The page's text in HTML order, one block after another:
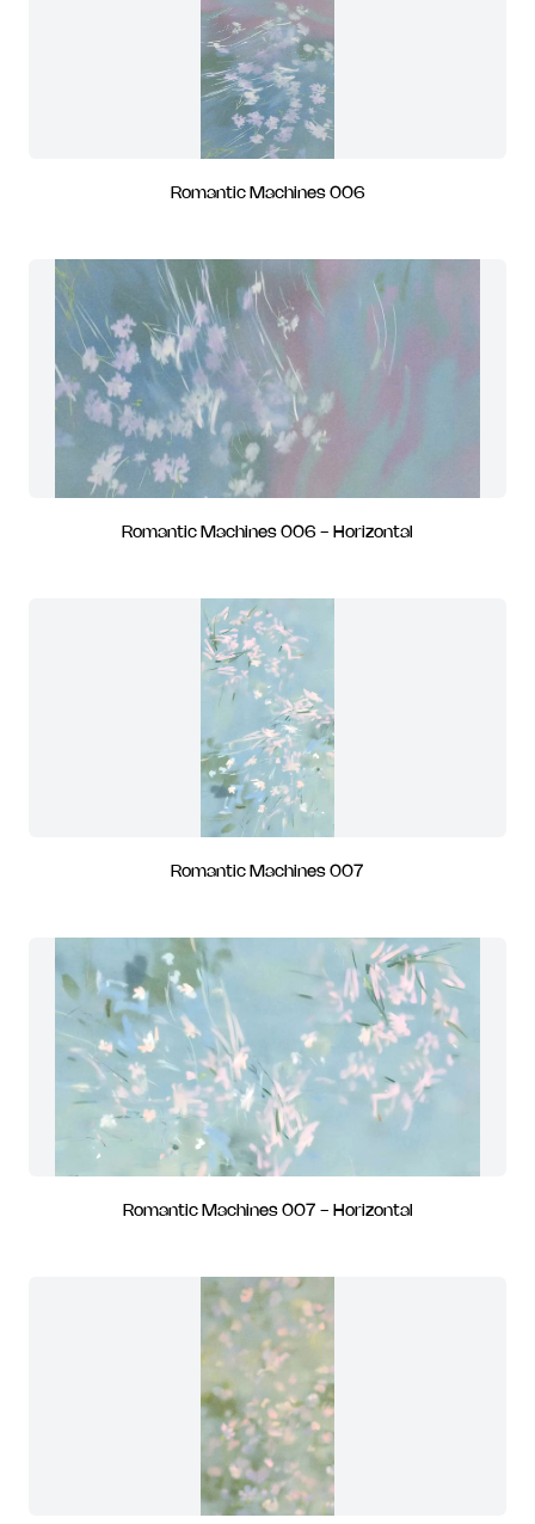
Romantic Machines 006
Romantic Machines 006 - Horizontal
Romantic Machines 007
Romantic Machines 007 - Horizontal